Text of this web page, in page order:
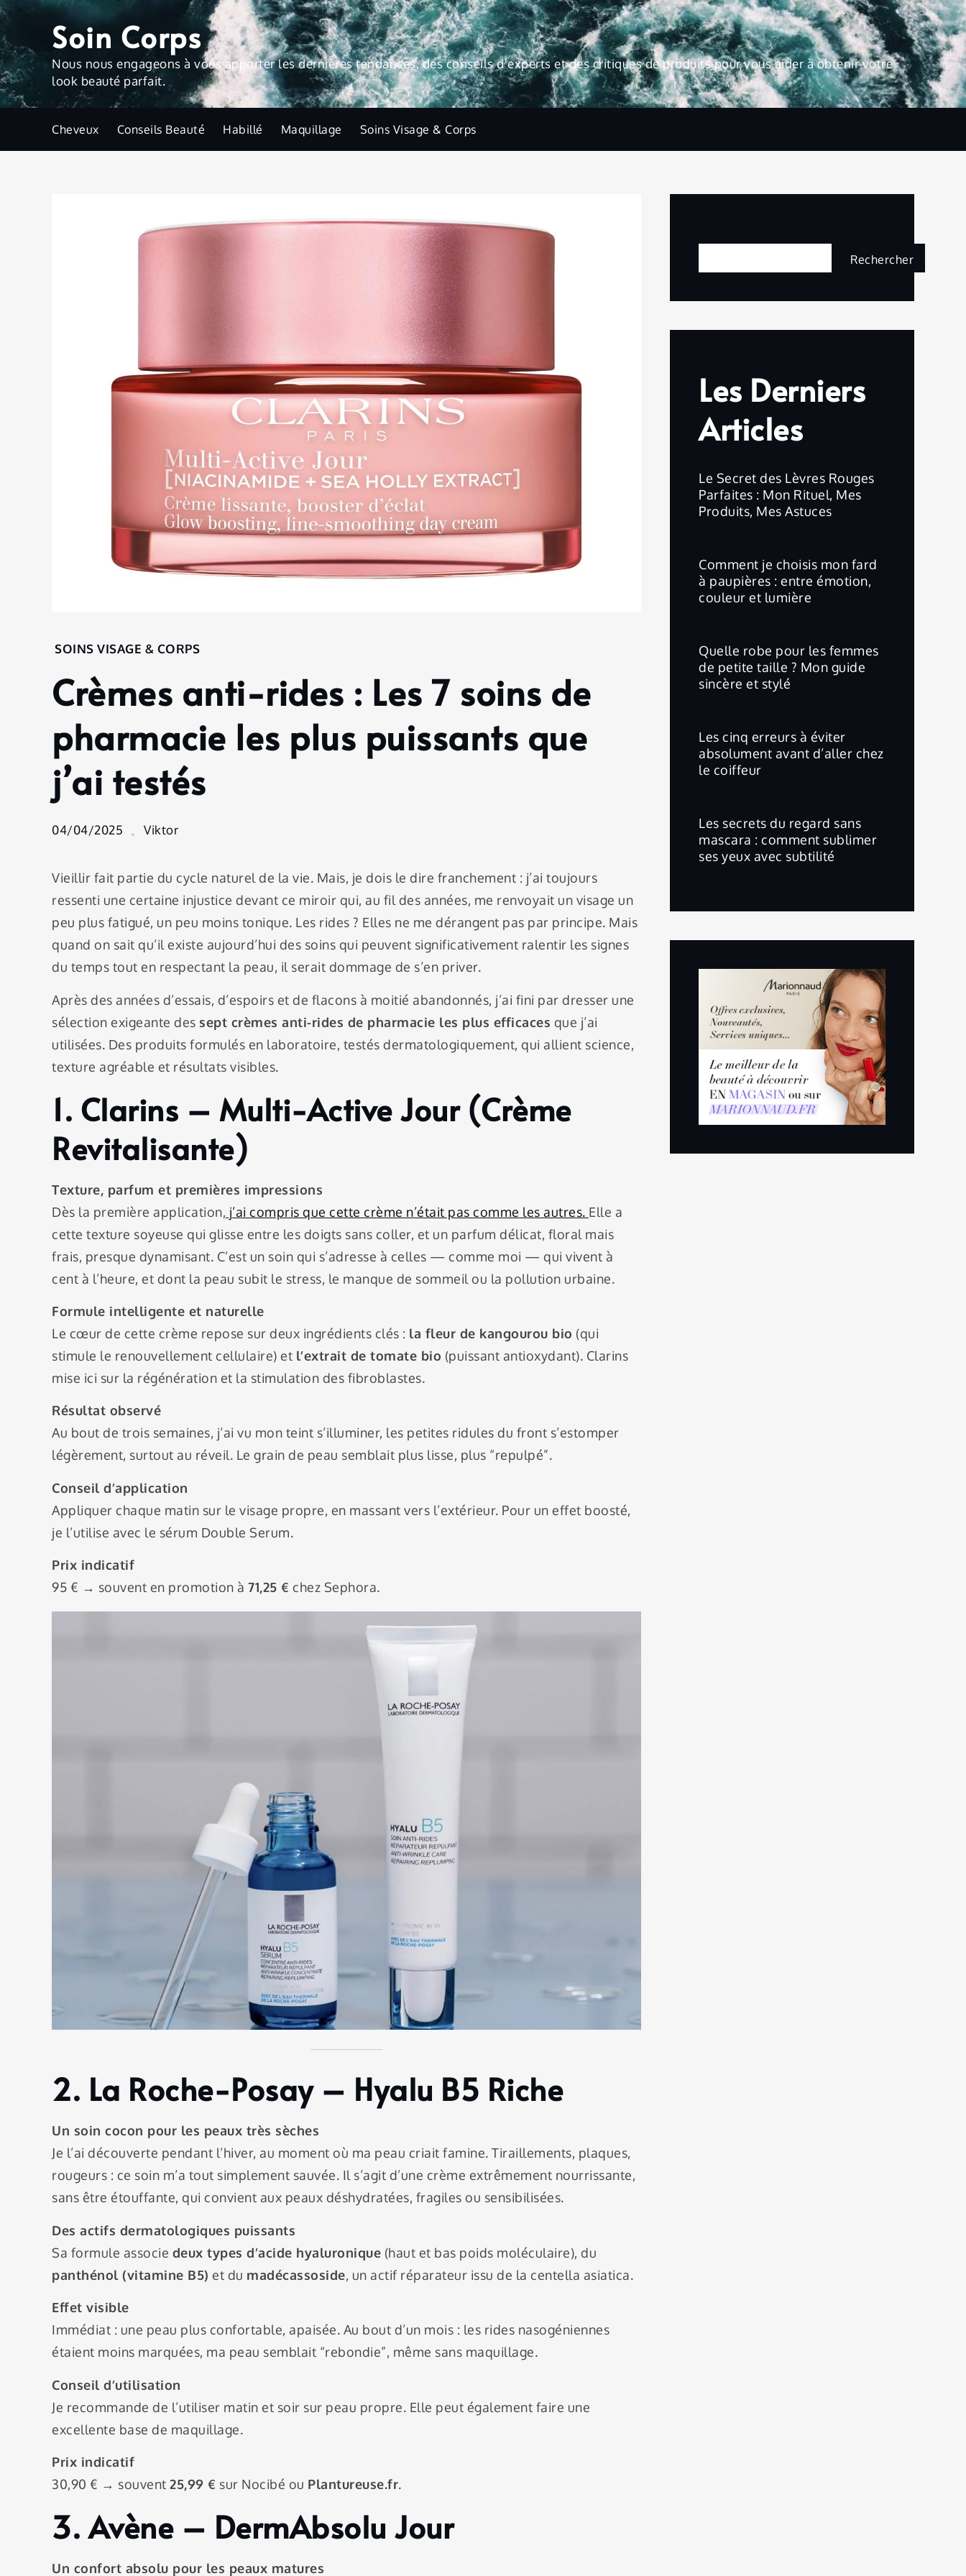
Skip
content
Soin Corps
Nous nous engageons à vous apporter les dernières tendances, des conseils d'experts et des critiques de produits pour vous aider à obtenir votre
look beauté parfait.
Cheveux Conseils Beauté Habillé Maquillage Soins Visage & Corps
Home
Visage
&
Crèmes
anti-rides
: Les 7
soins de
pharmacie
les plus
puissants
testés
SOINS VISAGE & CORPS
Crèmes anti-rides : Les 7 soins de
pharmacie les plus puissants que
j’ai testés
04/04/2025 Viktor
Vieillir fait partie du cycle naturel de la vie. Mais, je dois le dire franchement : j’ai toujours
ressenti une certaine injustice devant ce miroir qui, au fil des années, me renvoyait un visage un
peu plus fatigué, un peu moins tonique. Les rides ? Elles ne me dérangent pas par principe. Mais
quand on sait qu’il existe aujourd’hui des soins qui peuvent significativement ralentir les signes
du temps tout en respectant la peau, il serait dommage de s’en priver.
Après des années d’essais, d’espoirs et de flacons à moitié abandonnés, j’ai fini par dresser une
sélection exigeante des sept crèmes anti-rides de pharmacie les plus efficaces que j’ai
utilisées. Des produits formulés en laboratoire, testés dermatologiquement, qui allient science,
texture agréable et résultats visibles.
1. Clarins – Multi-Active Jour (Crème
Revitalisante)
Texture, parfum et premières impressions
Dès la première application, j’ai compris que cette crème n’était pas comme les autres. Elle a
cette texture soyeuse qui glisse entre les doigts sans coller, et un parfum délicat, floral mais
frais, presque dynamisant. C’est un soin qui s’adresse à celles — comme moi — qui vivent à
cent à l’heure, et dont la peau subit le stress, le manque de sommeil ou la pollution urbaine.
Formule intelligente et naturelle
Le cœur de cette crème repose sur deux ingrédients clés : la fleur de kangourou bio (qui
stimule le renouvellement cellulaire) et l’extrait de tomate bio (puissant antioxydant). Clarins
mise ici sur la régénération et la stimulation des fibroblastes.
Résultat observé
Au bout de trois semaines, j’ai vu mon teint s’illuminer, les petites ridules du front s’estomper
légèrement, surtout au réveil. Le grain de peau semblait plus lisse, plus “repulpé”.
Conseil d’application
Appliquer chaque matin sur le visage propre, en massant vers l’extérieur. Pour un effet boosté,
je l’utilise avec le sérum Double Serum.
Prix indicatif
95 € → souvent en promotion à 71,25 € chez Sephora.
2. La Roche-Posay – Hyalu B5 Riche
Un soin cocon pour les peaux très sèches
Je l’ai découverte pendant l’hiver, au moment où ma peau criait famine. Tiraillements, plaques,
rougeurs : ce soin m’a tout simplement sauvée. Il s’agit d’une crème extrêmement nourrissante,
sans être étouffante, qui convient aux peaux déshydratées, fragiles ou sensibilisées.
Des actifs dermatologiques puissants
Sa formule associe deux types d’acide hyaluronique (haut et bas poids moléculaire), du
panthénol (vitamine B5) et du madécassoside, un actif réparateur issu de la centella asiatica.
Effet visible
Immédiat : une peau plus confortable, apaisée. Au bout d’un mois : les rides nasogéniennes
étaient moins marquées, ma peau semblait “rebondie”, même sans maquillage.
Conseil d’utilisation
Je recommande de l’utiliser matin et soir sur peau propre. Elle peut également faire une
excellente base de maquillage.
Prix indicatif
30,90 € → souvent 25,99 € sur Nocibé ou Plantureuse.fr.
3. Avène – DermAbsolu Jour
Un confort absolu pour les peaux matures
Rechercher
Les Derniers
Articles
Le Secret des Lèvres Rouges
Parfaites : Mon Rituel, Mes
Produits, Mes Astuces
Comment je choisis mon fard
à paupières : entre émotion,
couleur et lumière
Quelle robe pour les femmes
de petite taille ? Mon guide
sincère et stylé
Les cinq erreurs à éviter
absolument avant d’aller chez
le coiffeur
Les secrets du regard sans
mascara : comment sublimer
ses yeux avec subtilité